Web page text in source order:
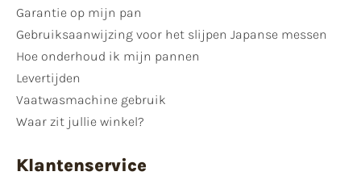
Garantie op mijn pan
Gebruiksaanwijzing voor het slijpen Japanse messen
Hoe onderhoud ik mijn pannen
Levertijden
Vaatwasmachine gebruik
Waar zit jullie winkel?
Klantenservice